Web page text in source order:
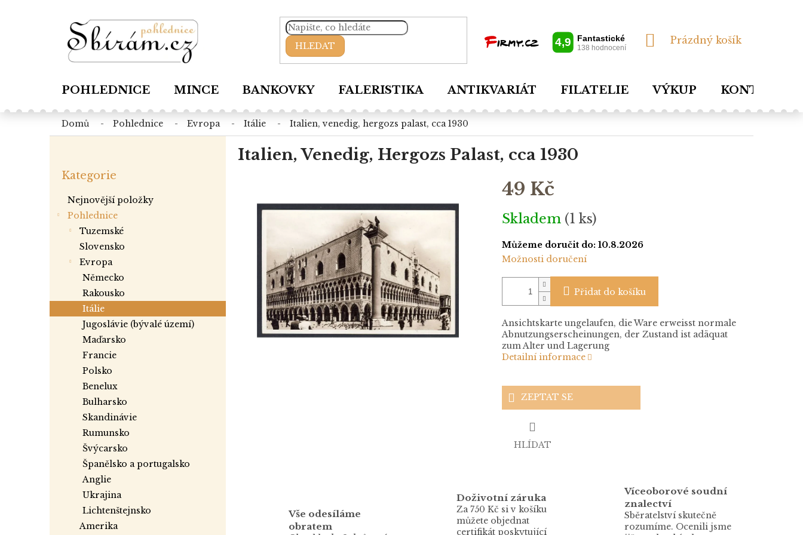
HLEDAT
NÁKUPNÍ
Prázdný košík
POHLEDNICE MINCE BANKOVKY FALERISTIKA ANTIKVARIÁT FILATELIE VÝKUP KONTAKTY
domů pohlednice evropa itálie italien, venedig, hergozs palast, cca 1930
e
l
kategorie
Kategorie
Nejnovější položky
Pohlednice
tuzemské
slovensko
evropa
německo
rakousko
itálie
jugoslávie (bývalé území)
maďarsko
francie
polsko
benelux
bulharsko
skandinávie
rumunsko
švýcarsko
španělsko a portugalsko
anglie
ukrajina
lichtenštejnsko
amerika
Italien, Venedig, Hergozs Palast, cca 1930
49 Kč
Měrná
cena:
Skladem (1 ks)
Můžeme doručit do: 10.8.2026
Možnosti doručení
Přidat do košíku
Ansichtskarte ungelaufen, die Ware erweisst normale
Abnutzungserscheinungen, der Zustand ist adäquat
zum Alter und Lagerung
Detailní informace
ZEPTAT SE
HLÍDAT
Vše odesíláme
obratem
Doživotní záruka
Za 750 Kč si v košíku
můžete objednat
certifikát poskytující
Víceoborové soudní
znalectví
Sběratelství skutečně
rozumíme. Ocenili jsme